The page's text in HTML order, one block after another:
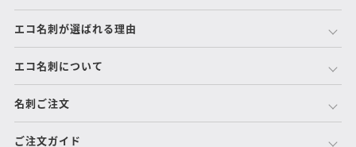
エコ名刺が選ばれる理由
エコ名刺について
名刺ご注文
ご注文ガイド